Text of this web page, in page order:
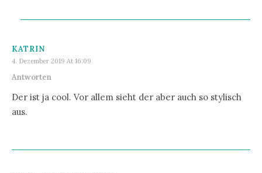
KATRIN
4. Dezember 2019 At 16:09
Antworten
Der ist ja cool. Vor allem sieht der aber auch so stylisch
aus.